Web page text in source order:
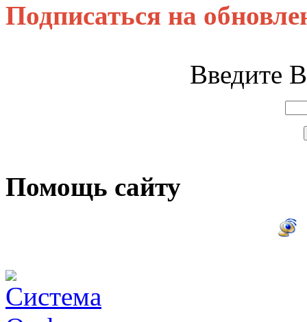
Подписаться на
Введите
Помощь сайту